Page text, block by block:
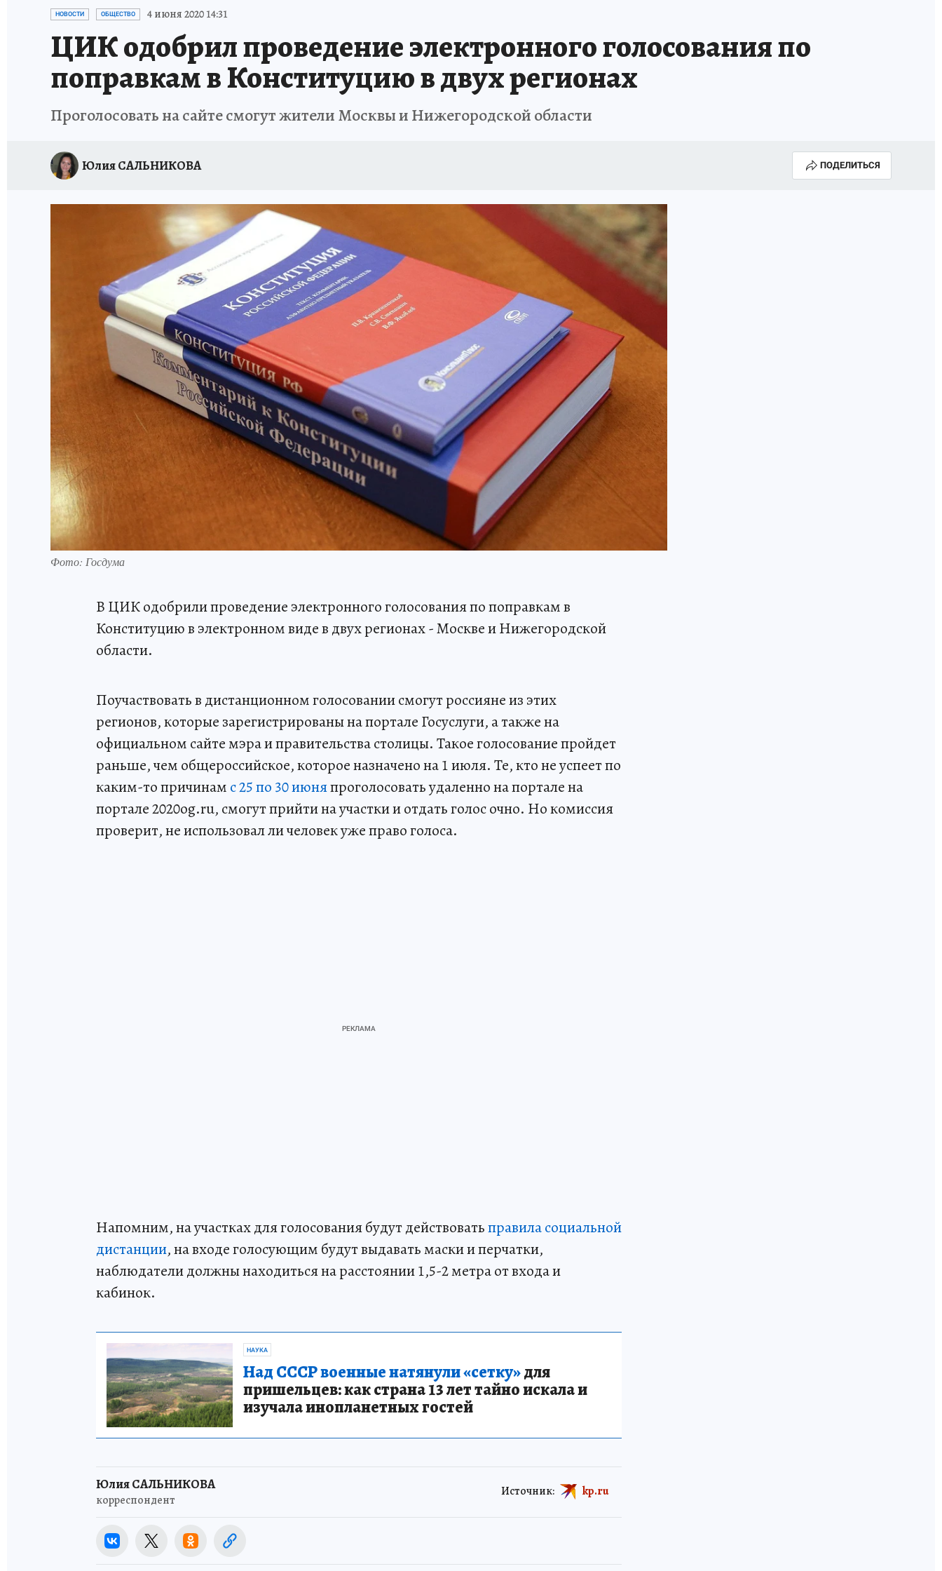
ИСПЫТАНО НА СЕБЕ
НОВОСТИ ОБЩЕСТВО 4 июня 2020 14:31
ЦИК одобрил проведение электронного голосования по
поправкам в Конституцию в двух регионах
Проголосовать на сайте смогут жители Москвы и Нижегородской области
Юлия САЛЬНИКОВА ПОДЕЛИТЬСЯ
Фото: Госдума
В ЦИК одобрили проведение электронного голосования по поправкам в
Конституцию в электронном виде в двух регионах - Москве и Нижегородской
области.
Поучаствовать в дистанционном голосовании смогут россияне из этих
регионов, которые зарегистрированы на портале Госуслуги, а также на
официальном сайте мэра и правительства столицы. Такое голосование пройдет
раньше, чем общероссийское, которое назначено на 1 июля. Те, кто не успеет по
каким-то причинам с 25 по 30 июняпроголосовать удаленно на портале на
портале 2020og.ru, смогут прийти на участки и отдать голос очно. Но комиссия
проверит, не использовал ли человек уже право голоса.
Напомним, на участках для голосования будут действоватьправила социальной
дистанции, на входе голосующим будут выдавать маски и перчатки,
наблюдатели должны находиться на расстоянии 1,5-2 метра от входа и
кабинок.
НАУКА
Над СССР военные натянули «сетку»для
пришельцев: как страна 13 лет тайно искала и
изучала инопланетных гостей
Юлия САЛЬНИКОВА
корреспондент
Источник: kp.ru